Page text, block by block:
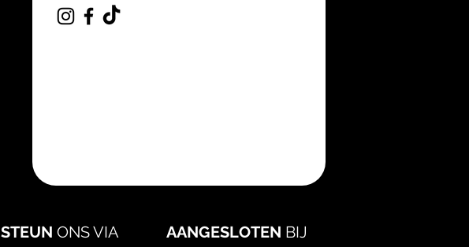
STEUN ONS VIA AANGESLOTEN BIJ